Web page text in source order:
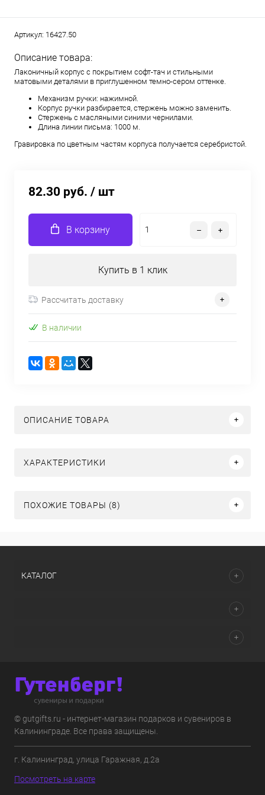
Артикул: 16427.50
Описание товара:
Лаконичный корпус с покрытием софт-тач и стильными
матовыми деталями в приглушенном темно-сером оттенке.
Механизм ручки: нажимной.
Корпус ручки разбирается, стержень можно заменить.
Стержень с масляными синими чернилами.
Длина линии письма: 1000 м.
Гравировка по цветным частям корпуса получается серебристой.
82.30 руб. / шт
В корзину
Купить в 1 клик
Рассчитать доставку
В наличии
ОПИСАНИЕ ТОВАРА
ХАРАКТЕРИСТИКИ
ПОХОЖИЕ ТОВАРЫ (8)
КАТАЛОГ
© gutgifts.ru - интернет-магазин подарков и сувениров в
Калининграде. Все права защищены.
г. Калининград, улица Гаражная, д.2а
Посмотреть на карте